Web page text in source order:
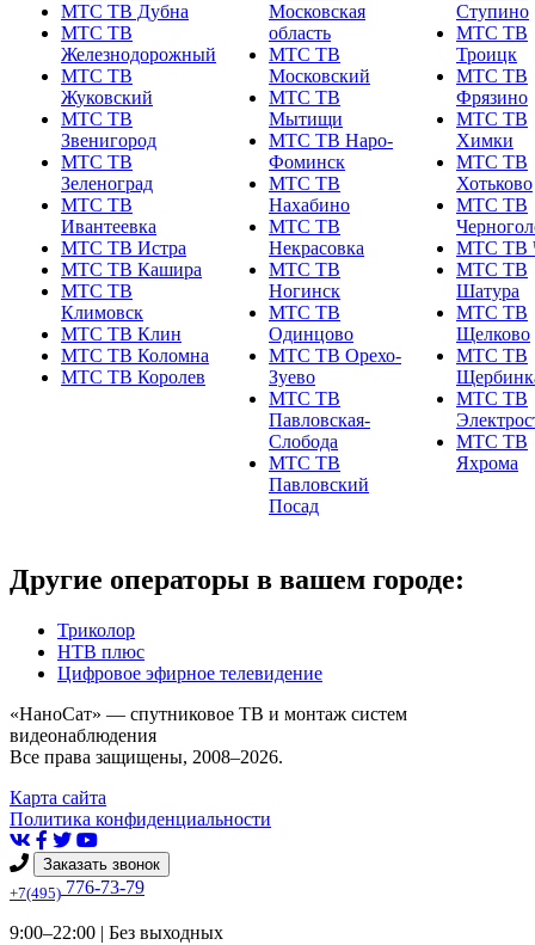
МТС ТВ Дубна
МТС ТВ
Железнодорожный
МТС ТВ
Жуковский
МТС ТВ
Звенигород
МТС ТВ
Зеленоград
МТС ТВ
Ивантеевка
МТС ТВ Истра
МТС ТВ Кашира
МТС ТВ
Климовск
МТС ТВ Клин
МТС ТВ Коломна
МТС ТВ Королев
Московская
область
МТС ТВ
Московский
МТС ТВ
Мытищи
МТС ТВ Наро-
Фоминск
МТС ТВ
Нахабино
МТС ТВ
Некрасовка
МТС ТВ
Ногинск
МТС ТВ
Одинцово
МТС ТВ Орехо-
Зуево
МТС ТВ
Павловская-
Слобода
МТС ТВ
Павловский
Посад
Ступино
МТС ТВ
Троицк
МТС ТВ
Фрязино
МТС ТВ
Химки
МТС ТВ
Хотьково
МТС ТВ
МТС ТВ
МТС ТВ
Шатура
МТС ТВ
Щелково
МТС ТВ
МТС ТВ
МТС ТВ
Яхрома
Другие операторы в вашем городе:
Триколор
НТВ плюс
Цифровое эфирное телевидение
«НаноСат» — спутниковое ТВ и монтаж систем
видеонаблюдения
Все права защищены, 2008–2026.
Карта сайта
Политика конфиденциальности
Заказать звонок
+7(495) 776-73-79
9:00–22:00 | Без выходных